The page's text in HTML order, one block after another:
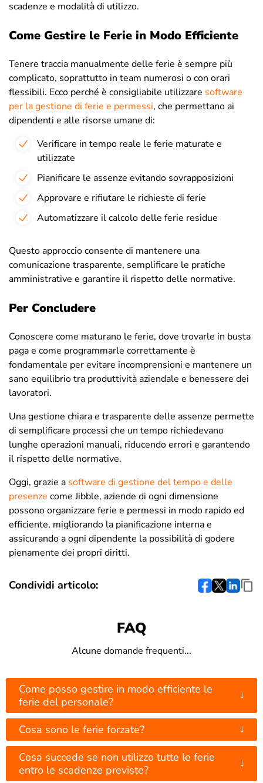
scadenze e modalità di utilizzo.
Come Gestire le Ferie in Modo Efficiente
Tenere traccia manualmente delle ferie è sempre più
complicato, soprattutto in team numerosi o con orari
flessibili. Ecco perché è consigliabile utilizzare software
per la gestione di ferie e permessi, che permettano ai
dipendenti e alle risorse umane di:
Verificare in tempo reale le ferie maturate e
utilizzate
Pianificare le assenze evitando sovrapposizioni
Approvare e rifiutare le richieste di ferie
Automatizzare il calcolo delle ferie residue
Questo approccio consente di mantenere una
comunicazione trasparente, semplificare le pratiche
amministrative e garantire il rispetto delle normative.
Per Concludere
Conoscere come maturano le ferie, dove trovarle in busta
paga e come programmarle correttamente è
fondamentale per evitare incomprensioni e mantenere un
sano equilibrio tra produttività aziendale e benessere dei
lavoratori.
Una gestione chiara e trasparente delle assenze permette
di semplificare processi che un tempo richiedevano
lunghe operazioni manuali, riducendo errori e garantendo
il rispetto delle normative.
Oggi, grazie a software di gestione del tempo e delle
presenze come Jibble, aziende di ogni dimensione
possono organizzare ferie e permessi in modo rapido ed
efficiente, migliorando la pianificazione interna e
assicurando a ogni dipendente la possibilità di godere
pienamente dei propri diritti.
Condividi articolo:
FAQ
Alcune domande frequenti...
Come posso gestire in modo efficiente le
ferie del personale?
↓
Cosa sono le ferie forzate? ↓
Cosa succede se non utilizzo tutte le ferie
entro le scadenze previste?
↓